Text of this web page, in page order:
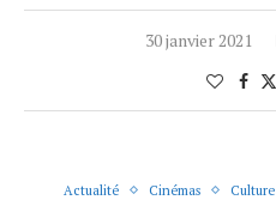
30 janvier 2021
Actualité Cinémas Culture